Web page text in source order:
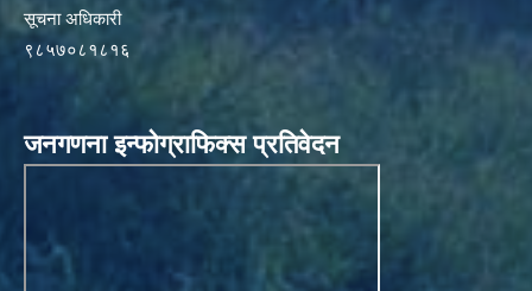
सूचना अधिकारी
९८५७०८१८१६
जनगणना इन्फोग्राफिक्स प्रतिवेदन